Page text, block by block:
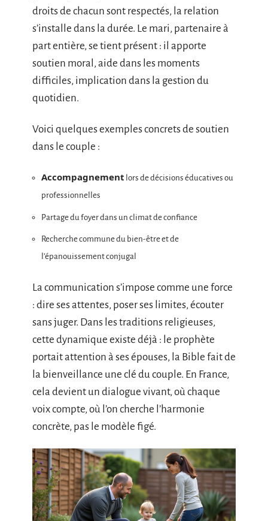
droits de chacun sont respectés, la relation
s’installe dans la durée. Le mari, partenaire à
part entière, se tient présent : il apporte
soutien moral, aide dans les moments
difficiles, implication dans la gestion du
quotidien.
Voici quelques exemples concrets de soutien
dans le couple :
Accompagnement lors de décisions éducatives ou
professionnelles
Partage du foyer dans un climat de confiance
Recherche commune du bien-être et de
l’épanouissement conjugal
La communication s’impose comme une force
: dire ses attentes, poser ses limites, écouter
sans juger. Dans les traditions religieuses,
cette dynamique existe déjà : le prophète
portait attention à ses épouses, la Bible fait de
la bienveillance une clé du couple. En France,
cela devient un dialogue vivant, où chaque
voix compte, où l’on cherche l’harmonie
concrète, pas le modèle figé.